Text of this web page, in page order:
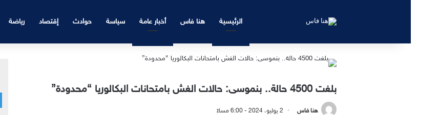
الرئيسية هنا فاس أخبار عامة سياسة حوادث إقتصاد رياضة
بلغت 4500 حالة.. بنموسى: حالات الغش بامتحانات البكالوريا “محدودة”
هنا فاس 2 يوليو، 2024 - 6:00 مساءً